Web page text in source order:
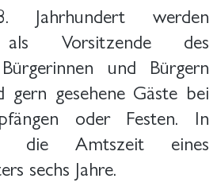
werden
als Vorsitzende des
und Bürgern
gern gesehene Gäste bei
oder Festen. In
die Amtszeit eines
sechs Jahre.